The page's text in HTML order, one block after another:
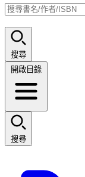
搜尋
開啟目錄
搜尋